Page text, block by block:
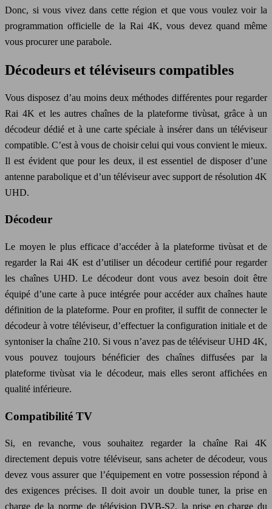
Donc, si vous vivez dans cette région et que vous voulez voir la
programmation officielle de la Rai 4K, vous devez quand même
vous procurer une parabole.
Décodeurs et téléviseurs compatibles
Vous disposez d’au moins deux méthodes différentes pour regarder
Rai 4K et les autres chaînes de la plateforme tivùsat, grâce à un
décodeur dédié et à une carte spéciale à insérer dans un téléviseur
compatible. C’est à vous de choisir celui qui vous convient le mieux.
Il est évident que pour les deux, il est essentiel de disposer d’une
antenne parabolique et d’un téléviseur avec support de résolution 4K
UHD.
Décodeur
Le moyen le plus efficace d’accéder à la plateforme tivùsat et de
regarder la Rai 4K est d’utiliser un décodeur certifié pour regarder
les chaînes UHD. Le décodeur dont vous avez besoin doit être
équipé d’une carte à puce intégrée pour accéder aux chaînes haute
définition de la plateforme. Pour en profiter, il suffit de connecter le
décodeur à votre téléviseur, d’effectuer la configuration initiale et de
syntoniser la chaîne 210. Si vous n’avez pas de téléviseur UHD 4K,
vous pouvez toujours bénéficier des chaînes diffusées par la
plateforme tivùsat via le décodeur, mais elles seront affichées en
qualité inférieure.
Compatibilité TV
Si, en revanche, vous souhaitez regarder la chaîne Rai 4K
directement depuis votre téléviseur, sans acheter de décodeur, vous
devez vous assurer que l’équipement en votre possession répond à
des exigences précises. Il doit avoir un double tuner, la prise en
charge de la norme de télévision DVB-S2, la prise en charge du